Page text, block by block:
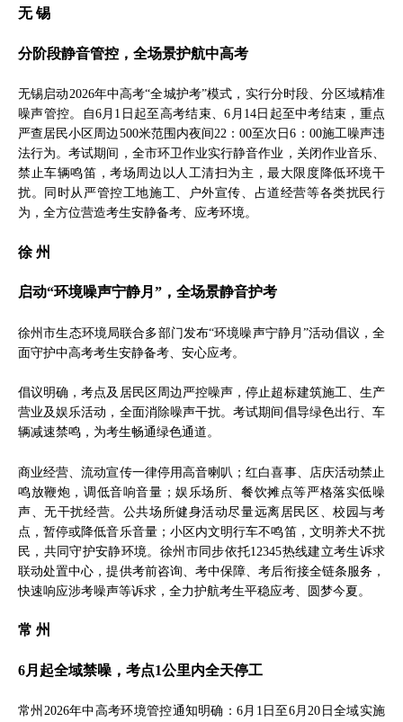
无 锡
分阶段静音管控，全场景护航中高考
无锡启动2026年中高考“全城护考”模式，实行分时段、分区域精准
噪声管控。自6月1日起至高考结束、6月14日起至中考结束，重点
严查居民小区周边500米范围内夜间22：00至次日6：00施工噪声违
法行为。考试期间，全市环卫作业实行静音作业，关闭作业音乐、
禁止车辆鸣笛，考场周边以人工清扫为主，最大限度降低环境干
扰。同时从严管控工地施工、户外宣传、占道经营等各类扰民行
为，全方位营造考生安静备考、应考环境。
徐 州
启动“环境噪声宁静月”，全场景静音护考
徐州市生态环境局联合多部门发布“环境噪声宁静月”活动倡议，全
面守护中高考考生安静备考、安心应考。
倡议明确，考点及居民区周边严控噪声，停止超标建筑施工、生产
营业及娱乐活动，全面消除噪声干扰。考试期间倡导绿色出行、车
辆减速禁鸣，为考生畅通绿色通道。
商业经营、流动宣传一律停用高音喇叭；红白喜事、店庆活动禁止
鸣放鞭炮，调低音响音量；娱乐场所、餐饮摊点等严格落实低噪
声、无干扰经营。公共场所健身活动尽量远离居民区、校园与考
点，暂停或降低音乐音量；小区内文明行车不鸣笛，文明养犬不扰
民，共同守护安静环境。徐州市同步依托12345热线建立考生诉求
联动处置中心，提供考前咨询、考中保障、考后衔接全链条服务，
快速响应涉考噪声等诉求，全力护航考生平稳应考、圆梦今夏。
常 州
6月起全域禁噪，考点1公里内全天停工
常州2026年中高考环境管控通知明确：6月1日至6月20日全域实施